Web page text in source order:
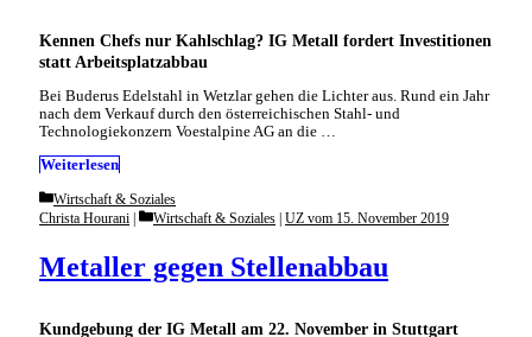
Kennen Chefs nur Kahlschlag? IG Metall fordert Investitionen
statt Arbeitsplatzabbau
Bei Buderus Edelstahl in Wetzlar gehen die Lichter aus. Rund ein Jahr
nach dem Verkauf durch den österreichischen Stahl- und
Technologiekonzern Voestalpine AG an die …
Weiterlesen
Categories
Wirtschaft & Soziales
Kundgebung der IG Metall am 22. November in Stuttgart
Metaller gegen Stellenabbau
Christa Hourani Categories
Wirtschaft & Soziales UZ vom 15. November 2019